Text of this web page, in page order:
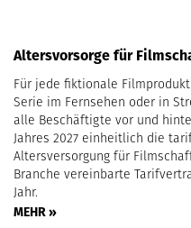
Altersvorsorge für
Für jede fiktionale
Serie im Fernsehen oder in
alle Beschäftigte vor und
Jahres 2027 einheitlich die
Altersversorgung für
Branche vereinbarte
Jahr.
MEHR »